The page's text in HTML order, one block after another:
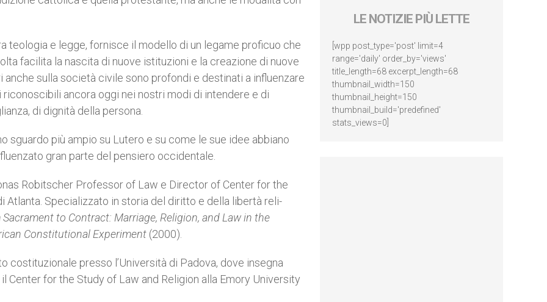
teologia e legge, fornisce il modello di un legame proficuo che
facilita la nascita di nuove istituzioni e la creazione di nuove
sulla società civile sono profondi e destinati a influenzare
ancora oggi nei nostri modi di intendere e di
di dignità della persona.
sguardo più ampio su Lutero e su come le sue idee abbiano
gran parte del pensiero occidentale.
Robitscher Professor of Law e Director of Center for the
Atlanta. Spe­cia­liz­zato in storia del diritto e della libertà reli­
Sacrament to Contract: Marriage, Religion, and Law in the
Constitu­tional Ex­per­i­ment (2000).
costituzionale presso l’Università di Padova, dove insegna
for the Study of Law and Religion alla Emory Uni­ver­sity
LE NOTIZIE PIÙ LETTE
[wpp post_type='post' limit=4
range='daily' order_by='views'
title_length=68 excerpt_length=68
thumbnail_width=150
thumbnail_height=150
thumbnail_build='predefined'
stats_views=0]